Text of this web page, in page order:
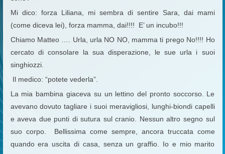
Mi dico: forza Liliana, mi sembra di sentire Sara, dai mami
(come diceva lei), forza mamma, dai!!!! E’ un incubo!!!
Chiamo Matteo …. Urla, urla NO NO, mamma ti prego No!!!! Ho
cercato di consolare la sua disperazione, le sue urla i suoi
singhiozzi.
Il medico: “potete vederla”.
La mia bambina giaceva su un lettino del pronto soccorso. Le
avevano dovuto tagliare i suoi meravigliosi, lunghi-biondi capelli
e aveva due punti di sutura sul cranio. Nessun altro segno sul
suo corpo. Bellissima come sempre, ancora truccata come
quando era uscita di casa, senza un graffio. Io e mio marito